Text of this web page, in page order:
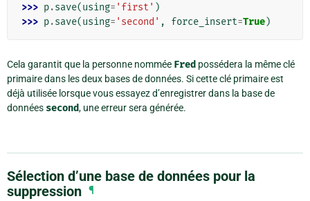
>>> p.save(using= 'first' )
>>> p.save(using= 'second' , force_insert=True)
Cela garantit que la personne nommée Fred possédera la même clé
primaire dans les deux bases de données. Si cette clé primaire est
déjà utilisée lorsque vous essayez d’enregistrer dans la base de
données second, une erreur sera générée.
Sélection d’une base de données pour la
suppression ¶